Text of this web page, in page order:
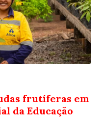
frutíferas em
da Educação